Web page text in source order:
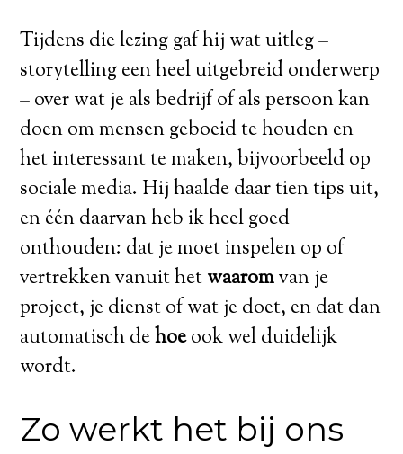
Tijdens die lezing gaf hij wat uitleg –
storytelling een heel uitgebreid onderwerp
– over wat je als bedrijf of als persoon kan
doen om mensen geboeid te houden en
het interessant te maken, bijvoorbeeld op
sociale media. Hij haalde daar tien tips uit,
en één daarvan heb ik heel goed
onthouden: dat je moet inspelen op of
vertrekken vanuit hetwaaromvan je
project, je dienst of wat je doet, en dat dan
automatisch dehoeook wel duidelijk
wordt.
Zo werkt het bij ons